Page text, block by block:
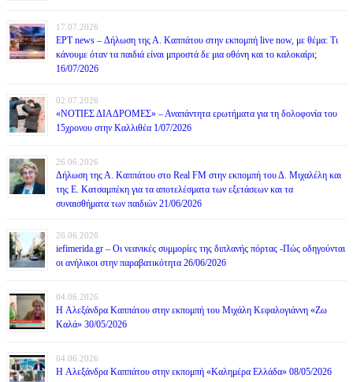
17.07.2026
ΕΡΤ news – Δήλωση της Α. Καππάτου στην εκπομπή live now, με θέμα: Τι
κάνουμε όταν τα παιδιά είναι μπροστά δε μια οθόνη και το καλοκαίρι;
16/07/2026
02.07.2026
«ΝΟΤΙΕΣ ΔΙΑΔΡΟΜΕΣ» – Αναπάντητα ερωτήματα για τη δολοφονία του
15χρονου στην Καλλιθέα 1/07/2026
26.06.2026
Δήλωση της Α. Καππάτου στο Real FM στην εκπομπή του Δ. Μιχαλέλη και
της Ε. Κατσαμπέκη για τα αποτελέσματα των εξετάσεων και τα
συναισθήματα των παιδιών 21/06/2026
26.06.2026
iefimerida.gr – Οι νεανικές συμμορίες της διπλανής πόρτας -Πώς οδηγούνται
οι ανήλικοι στην παραβατικότητα 26/06/2026
04.06.2026
H Αλεξάνδρα Καππάτου στην εκπομπή του Μιχάλη Κεφαλογιάννη «Ζω
Καλά» 30/05/2026
04.06.2026
H Αλεξάνδρα Καππάτου στην εκπομπή «Καλημέρα Ελλάδα» 08/05/2026